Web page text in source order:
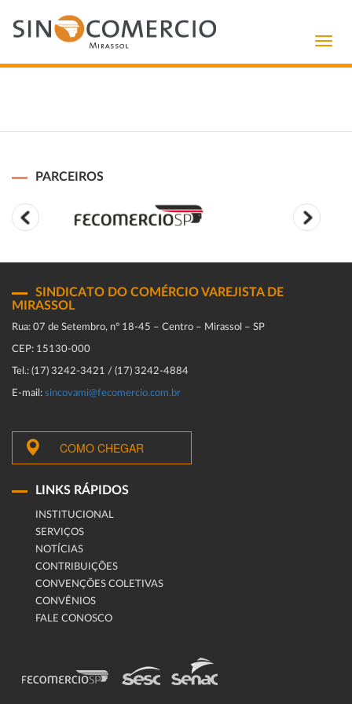
PARCEIROS
SINDICATO DO COMÉRCIO VAREJISTA DE
MIRASSOL
Rua: 07 de Setembro, n° 18-45 – Centro – Mirassol – SP
CEP: 15130-000
Tel.: (17) 3242-3421 / (17) 3242-4884
E-mail: sincovami@fecomercio.com.br
COMO CHEGAR
LINKS RÁPIDOS
INSTITUCIONAL
SERVIÇOS
NOTÍCIAS
CONTRIBUIÇÕES
CONVENÇÕES COLETIVAS
CONVÊNIOS
FALE CONOSCO